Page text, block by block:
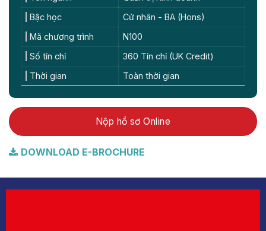
Bậc học
Cử nhân - BA (Hons)
Mã chương trình
N100
Số tín chỉ
360 Tín chỉ (UK Credit)
Thời gian
Toàn thời gian
Nộp hồ sơ Online
DOWNLOAD E-BROCHURE